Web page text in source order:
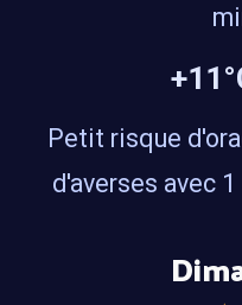
+11
Petit risque
d'averses avec 1